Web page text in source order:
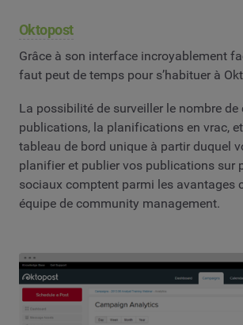
Oktopost
Grâce à son interface incroyablement
faut peut de temps pour s’habituer à
La possibilité de surveiller le nombre de
publications, la planifications en vrac, et
tableau de bord unique à partir duquel
planifier et publier vos publications sur
sociaux comptent parmi les avantages
équipe de community management.